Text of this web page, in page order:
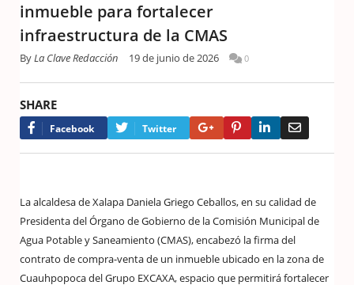
inmueble para fortalecer
infraestructura de la CMAS
ByLa Clave Redacción 19 de junio de 2026 0
SHARE
Facebook Twitter Google+PinterestLinkedIn
La alcaldesa de Xalapa Daniela Griego Ceballos, en su calidad de
Presidenta del Órgano de Gobierno de la Comisión Municipal de
Agua Potable y Saneamiento (CMAS), encabezó la firma del
contrato de compra-venta de un inmueble ubicado en la zona de
Cuauhpopoca del Grupo EXCAXA, espacio que permitirá fortalecer